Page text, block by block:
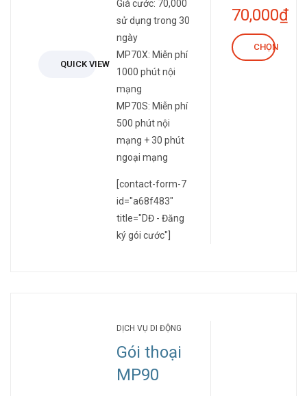
QUICK VIEW
Giá cước: 70,000
sử dụng trong 30
ngày
MP70X: Miễn phí
1000 phút nội
mạng
MP70S: Miễn phí
500 phút nội
mạng + 30 phút
ngoại mạng
[contact-form-7
id="a68f483"
title="DĐ - Đăng
ký gói cước"]
70,000₫
CHỌN
DỊCH VỤ DI ĐỘNG
Gói thoại
MP90